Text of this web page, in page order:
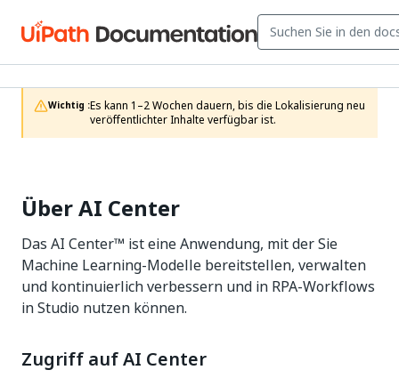
Wichtig :Es kann 1–2 Wochen dauern, bis die Lokalisierung neu
veröffentlichter Inhalte verfügbar ist.
Über AI Center
Das AI Center™ ist eine Anwendung, mit der Sie
Machine Learning-Modelle bereitstellen, verwalten
und kontinuierlich verbessern und in RPA-Workflows
in Studio nutzen können.
Zugriff auf AI Center